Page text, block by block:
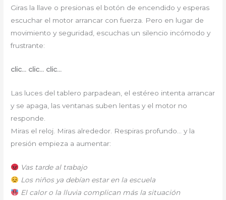
Giras la llave o presionas el botón de encendido y esperas
escuchar el motor arrancar con fuerza. Pero en lugar de
movimiento y seguridad, escuchas un silencio incómodo y
frustrante:
clic… clic… clic…
Las luces del tablero parpadean, el estéreo intenta arrancar
y se apaga, las ventanas suben lentas y el motor no
responde.
Miras el reloj. Miras alrededor. Respiras profundo… y la
presión empieza a aumentar:
Vas tarde al trabajo
Los niños ya debían estar en la escuela
El calor o la lluvia complican más la situación